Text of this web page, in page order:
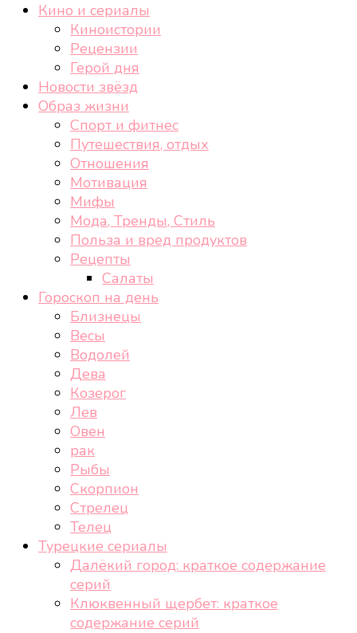
cheek-look.ru
Женский сайт о звездах и кино, а также трендах,
здоровом образе жизни, спорте, стиле, отдыхе и
Кино и сериалы
Киноистории
Рецензии
Герой дня
Новости звёзд
Образ жизни
Спорт и фитнес
Путешествия, отдых
Отношения
Мотивация
Мифы
Мода, Тренды, Стиль
Польза и вред продуктов
Рецепты
Салаты
Гороскоп на день
Близнецы
Весы
Водолей
Дева
Козерог
Лев
Овен
рак
Рыбы
Скорпион
Стрелец
Телец
Турецкие сериалы
Далёкий город: краткое содержание
серий
Клюквенный щербет: краткое
содержание серий